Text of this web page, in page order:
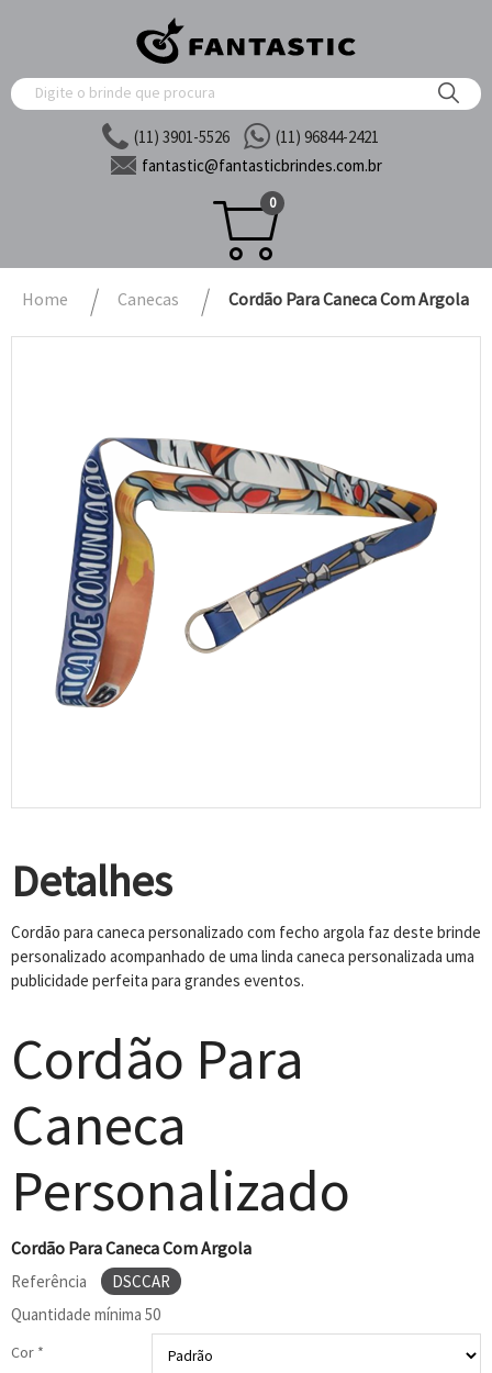
(11) 3901-5526
(11) 96844-2421
fantastic@fantasticbrindes.com.br
0
Home Canecas Cordão Para Caneca Com Argola
Detalhes
Cordão para caneca personalizado com fecho argola faz deste brinde
personalizado acompanhado de uma linda caneca personalizada uma
publicidade perfeita para grandes eventos.
Cordão Para
Caneca
Personalizado
Cordão Para Caneca Com Argola
Referência
DSCCAR
Quantidade mínima 50
Cor *